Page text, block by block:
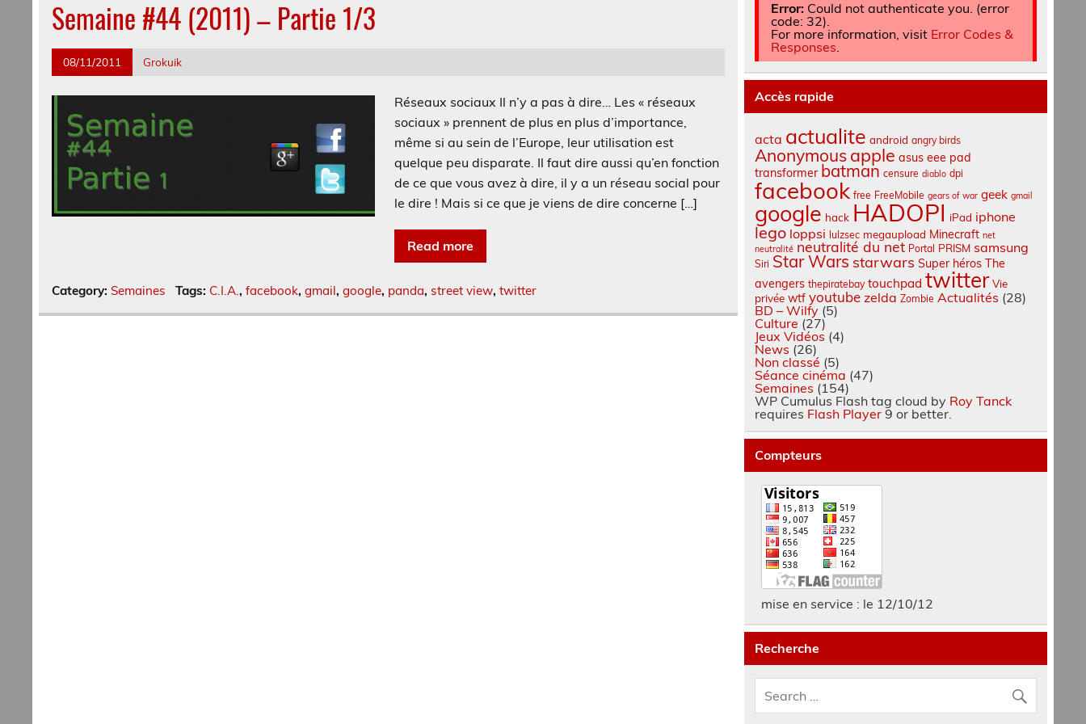
Semaine #44 (2011) – Partie 1/3
08/11/2011 Grokuik
Réseaux sociaux Il n’y a pas à dire… Les « réseaux
sociaux » prennent de plus en plus d’importance,
même si au sein de l’Europe, leur utilisation est
quelque peu disparate. Il faut dire aussi qu’en fonction
de ce que vous avez à dire, il y a un réseau social pour
le dire ! Mais si ce que je viens de dire concerne […]
Read more
Category: Semaines Tags: C.I.A. , facebook, gmail, google, panda, street view, twitter
Error: Could not authenticate you. (error
code: 32).
For more information, visit Error Codes &
Responses
Accès rapide
acta actualite android angry birds
Anonymousapple asus eee pad
transformer batman censure diablo dpi
facebook free FreeMobile gears of war geek gmail
google hack HADOPI iPad iphone
lego loppsi lulzsec megaupload Minecraft net
neutralité neutralité du net Portal PRISM samsung
Siri Star Wars starwars Super héros The
avengers thepiratebay touchpad twitter Vie
privée wtf youtube zelda Zombie Actualités (28)
BD – Wilfy (5)
Culture (27)
Jeux Vidéos (4)
News (26)
Non classé (5)
Séance cinéma (47)
Semaines (154)
WP Cumulus Flash tag cloud by Roy Tanck
requires Flash Player 9 or better.
Compteurs
mise en service : le 12/10/12
Recherche